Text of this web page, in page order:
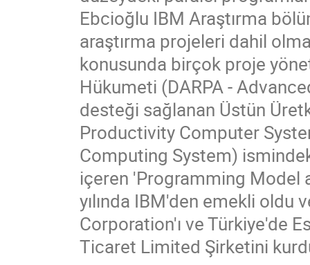
Ebcioğlu IBM Araştırma
araştırma projeleri dahil
konusunda birçok proje
Hükumeti (DARPA -
desteği sağlanan Üstün
Productivity Computer
Computing System)
içeren 'Programming Model
yılında IBM'den emekli
Corporation'ı ve Türkiye'de
Ticaret Limited Şirketini